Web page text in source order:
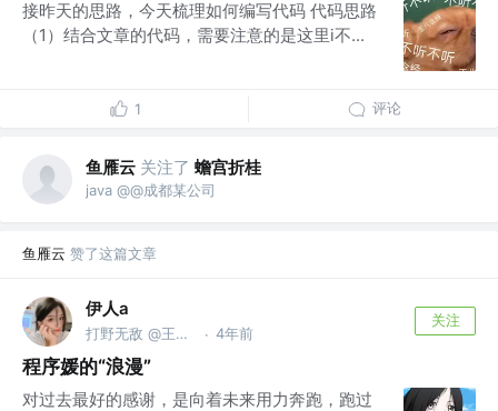
接昨天的思路，今天梳理如何编写代码 代码思路
（1）结合文章的代码，需要注意的是这里i不...
1 评论
鱼雁云 关注了 蟾宫折桂
java @@成都某公司
鱼雁云 赞了这篇文章
伊人a
打野无敌 @王者峡谷 · 4年前
关注
程序媛的“浪漫”
对过去最好的感谢，是向着未来用力奔跑，跑过